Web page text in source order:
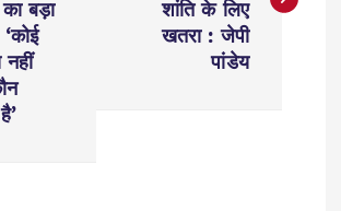
बड़ा
शांति के लिए
खतरा : जेपी
पांडेय